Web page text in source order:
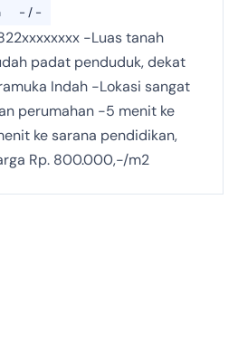
- / -
-Luas tanah
padat penduduk, dekat
Indah -Lokasi sangat
perumahan -5 menit ke
ke sarana pendidikan,
Rp. 800.000,-/m2